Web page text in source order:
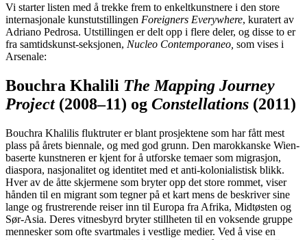
Vi starter listen med å trekke frem to enkeltkunstnere i den store
internasjonale kunstutstillingen Foreigners Everywhere, kuratert av
Adriano Pedrosa. Utstillingen er delt opp i flere deler, og disse to er
fra samtidskunst-seksjonen, Nucleo Contemporaneo, som vises i
Arsenale:
Bouchra Khalili The Mapping Journey
Project(2008–11) og Constellations (2011)
Bouchra Khalilis fluktruter er blant prosjektene som har fått mest
plass på årets biennale, og med god grunn. Den marokkanske Wien-
baserte kunstneren er kjent for å utforske temaer som migrasjon,
diaspora, nasjonalitet og identitet med et anti-kolonialistisk blikk.
Hver av de åtte skjermene som bryter opp det store rommet, viser
hånden til en migrant som tegner på et kart mens de beskriver sine
lange og frustrerende reiser inn til Europa fra Afrika, Midtøsten og
Sør-Asia. Deres vitnesbyrd bryter stillheten til en voksende gruppe
mennesker som ofte svartmales i vestlige medier. Ved å vise en